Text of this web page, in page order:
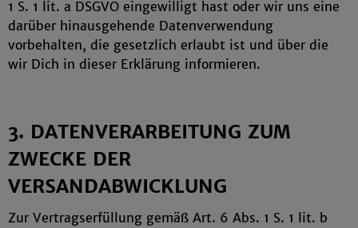
1 S. 1 lit. a DSGVO eingewilligt hast oder wir uns eine
darüber hinausgehende Datenverwendung
vorbehalten, die gesetzlich erlaubt ist und über die
wir Dich in dieser Erklärung informieren.
3. DATENVERARBEITUNG ZUM
ZWECKE DER
VERSANDABWICKLUNG
Zur Vertragserfüllung gemäß Art. 6 Abs. 1 S. 1 lit. b